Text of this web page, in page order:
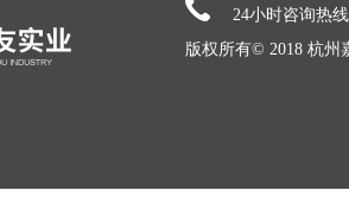
24小时咨询热
版权所有© 2018 杭州